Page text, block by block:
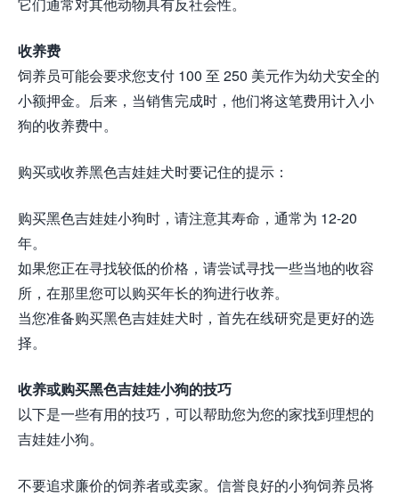
它们通常对其他动物具有反社会性。
收养费
饲养员可能会要求您支付 100 至 250 美元作为幼犬安全的
小额押金。后来，当销售完成时，他们将这笔费用计入小
狗的收养费中。
购买或收养黑色吉娃娃犬时要记住的提示：
购买黑色吉娃娃小狗时，请注意其寿命，通常为 12-20
年。
如果您正在寻找较低的价格，请尝试寻找一些当地的收容
所，在那里您可以购买年长的狗进行收养。
当您准备购买黑色吉娃娃犬时，首先在线研究是更好的选
择。
收养或购买黑色吉娃娃小狗的技巧
以下是一些有用的技巧，可以帮助您为您的家找到理想的
吉娃娃小狗。
不要追求廉价的饲养者或卖家。信誉良好的小狗饲养员将